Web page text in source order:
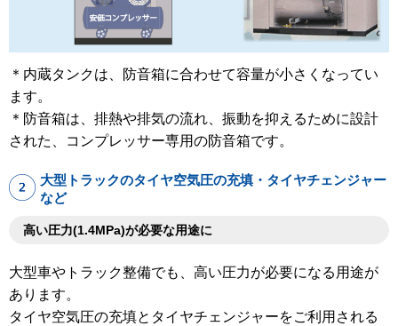
＊内蔵タンクは、防音箱に合わせて容量が小さくなってい
ます。
＊防音箱は、排熱や排気の流れ、振動を抑えるために設計
された、コンプレッサー専用の防音箱です。
大型トラックのタイヤ空気圧の充填・タイヤチェンジャー
など
高い圧力(1.4MPa)が必要な用途に
大型車やトラック整備でも、高い圧力が必要になる用途が
あります。
タイヤ空気圧の充填とタイヤチェンジャーをご利用される